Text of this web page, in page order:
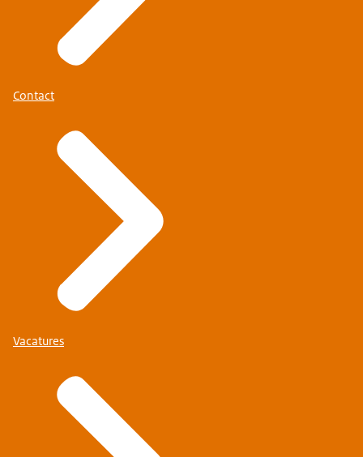
Contact
Vacatures